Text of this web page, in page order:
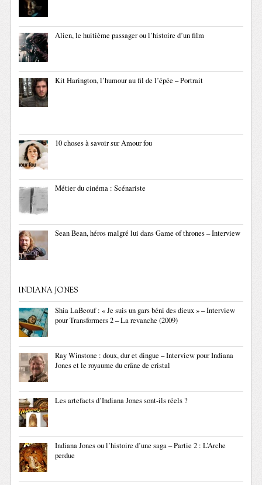
Alien, le huitième passager ou l’histoire d’un film
Kit Harington, l’humour au fil de l’épée – Portrait
10 choses à savoir sur Amour fou
Métier du cinéma : Scénariste
Sean Bean, héros malgré lui dans Game of thrones – Interview
INDIANA JONES
Shia LaBeouf : « Je suis un gars béni des dieux » – Interview
pour Transformers 2 – La revanche (2009)
Ray Winstone : doux, dur et dingue – Interview pour Indiana
Jones et le royaume du crâne de cristal
Les artefacts d’Indiana Jones sont-ils réels ?
Indiana Jones ou l’histoire d’une saga – Partie 2 : L’Arche
perdue